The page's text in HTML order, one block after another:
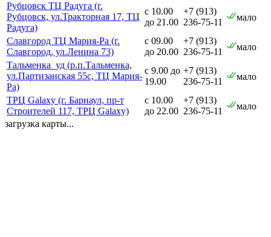
Рубцовск ТЦ Радуга (г.
Рубцовск, ул.Тракторная 17, ТЦ
Радуга)
с 10.00
до 21.00
+7 (913)
236-75-11
мало
Славгород ТЦ Мария-Ра (г.
Славгород, ул.Ленина 73)
с 09.00
до 20.00
+7 (913)
236-75-11
мало
Тальменка_уд (р.п.Тальменка,
ул.Партизанская 55с, ТЦ Мария-
Ра)
с 9.00 до
19.00
+7 (913)
236-75-11
мало
ТРЦ Galaxy (г. Барнаул, пр-т
Строителей 117, ТРЦ Galaxy)
с 10.00
до 22.00
+7 (913)
236-75-11
мало
загрузка карты...